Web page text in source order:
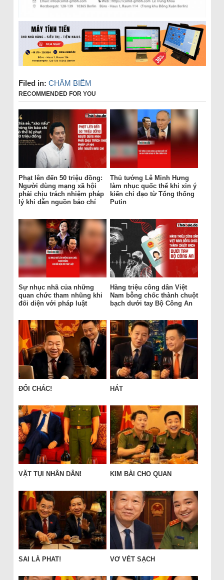
Filed in: CHÂM BIẾM
RECOMMENDED FOR YOU
Phạt lên đến 50 triệu đồng:
Người dùng mạng xã hội
phải chịu trách nhiệm pháp
lý khi dẫn nguồn báo chí
Thủ tướng Lê Minh Hưng
làm nhục quốc thể khi xin ý
kiến chỉ đạo từ Tổng thống
Putin
Sự nhục nhã của những
quan chức tham nhũng khi
đối diện với pháp luật
Hàng triệu công dân Việt
Nam bỗng chốc thành chuột
bạch dưới tay Bộ Công An
ĐỔI CHÁC! HÁT
VẶT TỤI NHÂN DÂN! KIM BÀI CHO QUAN
SAI LÀ PHAT! VƠ VÉT SẠCH